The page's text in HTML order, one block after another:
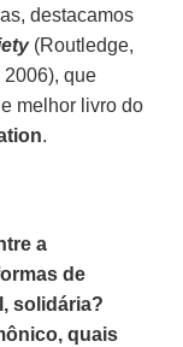
destacamos
(Routledge,
que
melhor livro do
.
a
de
solidária?
quais